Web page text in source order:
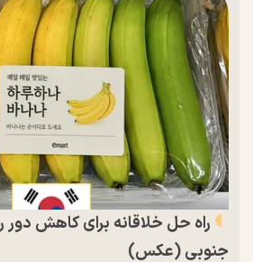
راه حل خلاقانه برای کاهش دور
جنوبی (عکس)